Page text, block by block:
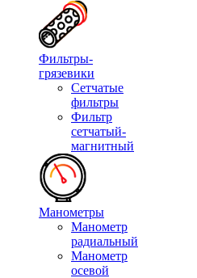
Фильтры-
грязевики
Сетчатые
фильтры
Фильтр
сетчатый-
магнитный
Манометры
Манометр
радиальный
Манометр
осевой